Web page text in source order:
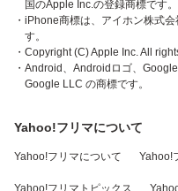
国のApple Inc.の登録商標です。
・iPhone商標は、アイホン株式
す。
・Copyright (C) Apple Inc. All
・Android、Androidロゴ、
Google LLC の商標です。
Yahoo!フリマについて
Yahoo!フリマについて Yahoo!